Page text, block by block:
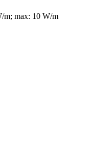
m; max: 10 W/m